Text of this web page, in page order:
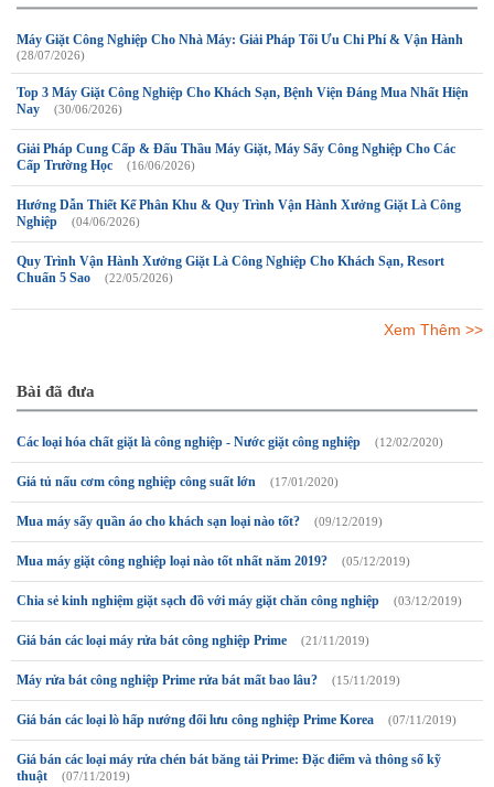
Máy Giặt Công Nghiệp Cho Nhà Máy: Giải Pháp Tối Ưu Chi Phí & Vận Hành
(28/07/2026)
Top 3 Máy Giặt Công Nghiệp Cho Khách Sạn, Bệnh Viện Đáng Mua Nhất Hiện
Nay
(30/06/2026)
Giải Pháp Cung Cấp & Đấu Thầu Máy Giặt, Máy Sấy Công Nghiệp Cho Các
Cấp Trường Học
(16/06/2026)
Hướng Dẫn Thiết Kế Phân Khu & Quy Trình Vận Hành Xưởng Giặt Là Công
Nghiệp
(04/06/2026)
Quy Trình Vận Hành Xưởng Giặt Là Công Nghiệp Cho Khách Sạn, Resort
Chuẩn 5 Sao
(22/05/2026)
Xem Thêm >>
Bài đã đưa
Các loại hóa chất giặt là công nghiệp - Nước giặt công nghiệp (12/02/2020)
Giá tủ nấu cơm công nghiệp công suất lớn (17/01/2020)
Mua máy sấy quần áo cho khách sạn loại nào tốt? (09/12/2019)
Mua máy giặt công nghiệp loại nào tốt nhất năm 2019? (05/12/2019)
Chia sẻ kinh nghiệm giặt sạch đồ với máy giặt chăn công nghiệp (03/12/2019)
Giá bán các loại máy rửa bát công nghiệp Prime (21/11/2019)
Máy rửa bát công nghiệp Prime rửa bát mất bao lâu? (15/11/2019)
Giá bán các loại lò hấp nướng đối lưu công nghiệp Prime Korea (07/11/2019)
Giá bán các loại máy rửa chén bát băng tải Prime: Đặc điểm và thông số kỹ
thuật
(07/11/2019)